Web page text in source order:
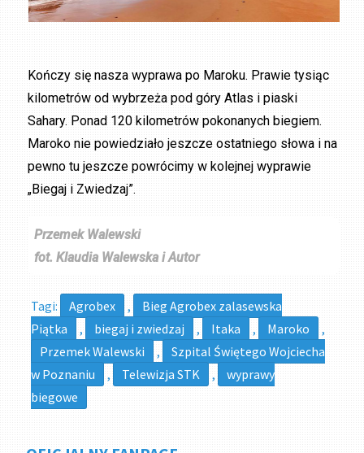
Kończy się nasza wyprawa po Maroku. Prawie tysiąc
kilometrów od wybrzeża pod góry Atlas i piaski
Sahary. Ponad 120 kilometrów pokonanych biegiem.
Maroko nie powiedziało jeszcze ostatniego słowa i na
pewno tu jeszcze powrócimy w kolejnej wyprawie
„Biegaj i Zwiedzaj”.
Przemek Walewski
fot. Klaudia Walewska i Autor
Tagi: Agrobex ,
Bieg Agrobex zalasewska
Piątka
, biegaj i zwiedzaj , Itaka , Maroko
,
Przemek Walewski
,
Szpital Świętego Wojciecha
w Poznaniu
, Telewizja STK ,
wyprawy
biegowe